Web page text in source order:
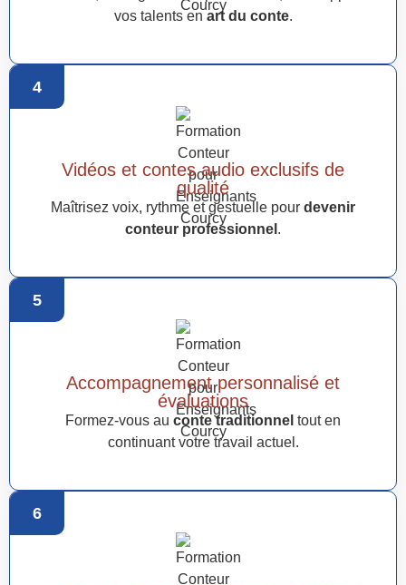
vos talents en art du conte.
4
Vidéos et contes audio exclusifs de
qualité
Maîtrisez voix, rythme et gestuelle pour devenir
conteur professionnel .
5
Accompagnement personnalisé et
évaluations
Formez-vous au conte traditionnel tout en
continuant votre travail actuel.
6